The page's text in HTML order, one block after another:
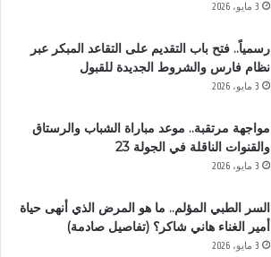
3 مايو، 2026
رسمياً.. فتح باب التقديم على التقاعد المبكر عبر
نظام فارس والشروط الجديدة للقبول
3 مايو، 2026
مواجهة مرتقبة.. موعد مباراة الشباب والرستاق
والقنوات الناقلة في الجولة 23
3 مايو، 2026
السر الطبي المؤلم.. ما هو المرض الذي أنهى حياة
أمير الغناء هاني شاكر؟ (تفاصيل صادمة)
3 مايو، 2026